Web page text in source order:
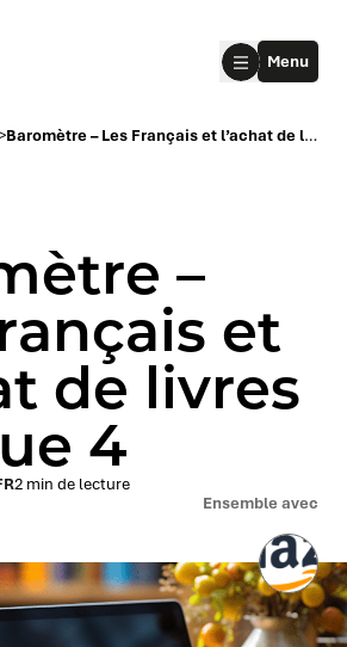
Menu
Baromètre – Les Français et l’achat de livres – Vague 4
–
et
de livres
4
Ensemble avec
2 min de lecture